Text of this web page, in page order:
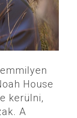
House
kerülni,
A